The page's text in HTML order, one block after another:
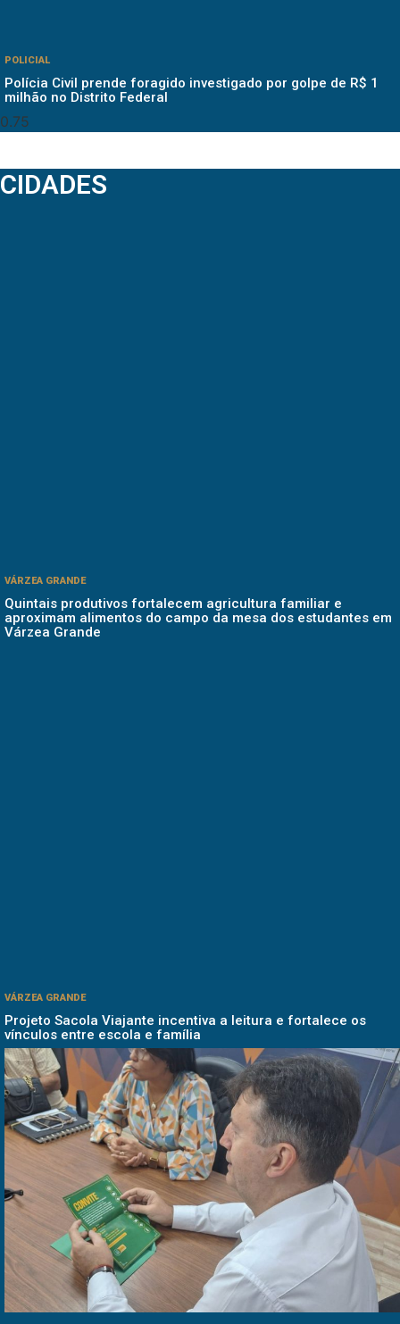
POLICIAL
Polícia Civil prende foragido investigado por golpe de R$ 1
milhão no Distrito Federal
CIDADES
VÁRZEA GRANDE
Quintais produtivos fortalecem agricultura familiar e
aproximam alimentos do campo da mesa dos estudantes em
Várzea Grande
VÁRZEA GRANDE
Projeto Sacola Viajante incentiva a leitura e fortalece os
vínculos entre escola e família